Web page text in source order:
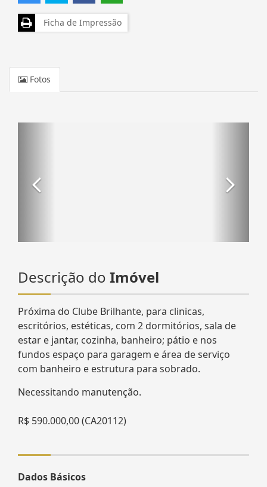
Ficha de Impressão
Fotos
Descrição do Imóvel
Próxima do Clube Brilhante, para clinicas,
escritórios, estéticas, com 2 dormitórios, sala de
estar e jantar, cozinha, banheiro; pátio e nos
fundos espaço para garagem e área de serviço
com banheiro e estrutura para sobrado.
Necessitando manutenção.
R$ 590.000,00 (CA20112)
Dados Básicos